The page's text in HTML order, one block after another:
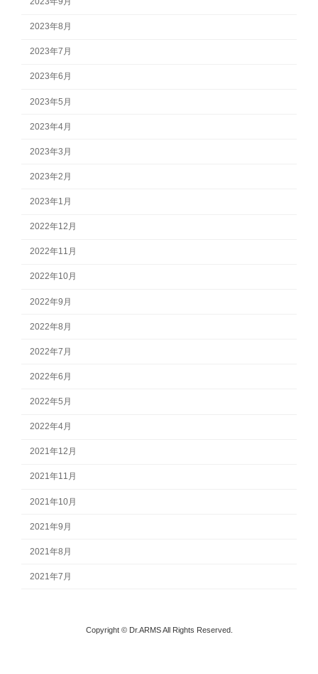
2023年8月
2023年7月
2023年6月
2023年5月
2023年4月
2023年3月
2023年2月
2023年1月
2022年12月
2022年11月
2022年10月
2022年9月
2022年8月
2022年7月
2022年6月
2022年5月
2022年4月
2021年12月
2021年11月
2021年10月
2021年9月
2021年8月
2021年7月
Copyright © Dr.ARMS All Rights Reserved.